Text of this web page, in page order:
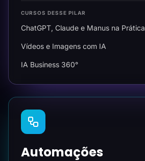
CURSOS DESSE PILAR
ChatGPT, Claude e Manus na Prática
Vídeos e Imagens com IA
IA Business 360°
Automações